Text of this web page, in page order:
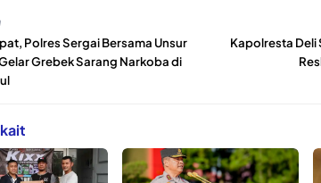
Polres Sergai Bersama Unsur
Grebek Sarang Narkoba di
Kapolresta Deli